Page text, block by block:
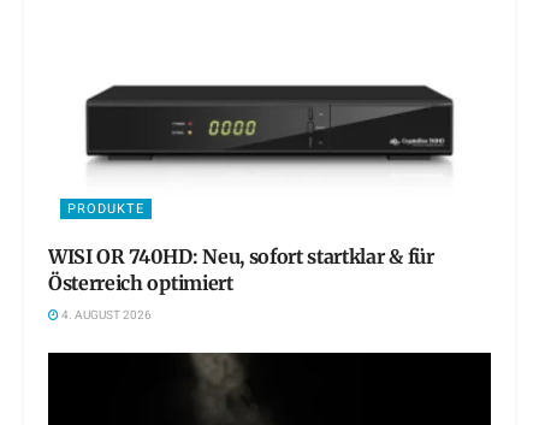
PRODUKTE
WISI OR 740HD: Neu, sofort startklar & für
Österreich optimiert
4. AUGUST 2026